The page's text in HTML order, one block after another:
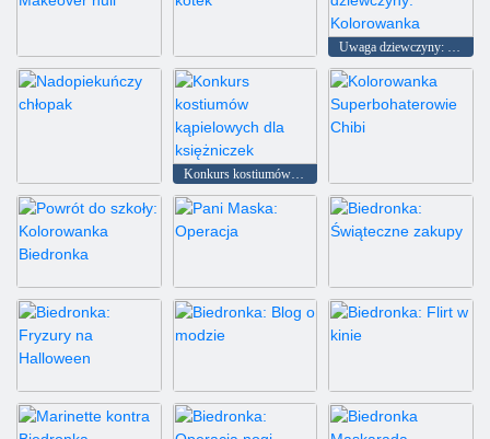
Anna i Elsa Makeover null Nadzwyczajne kotek
Uwaga dziewczyny: Kolorowanka
Nadopiekuńczy chłopak
Konkurs kostiumów kąpielowych dla księżniczek
Kolorowanka Superbohaterowie Chibi
Powrót do szkoły: Kolorowanka Biedronka Pani Maska: Operacja Biedronka: Świąteczne zakupy
Biedronka: Fryzury na Halloween Biedronka: Blog o modzie Biedronka: Flirt w kinie